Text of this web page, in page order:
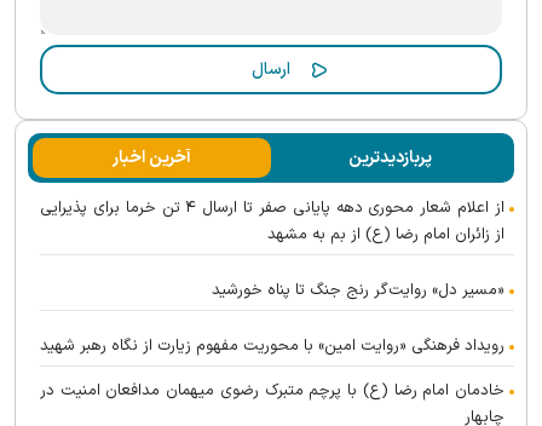
پربازدیدترین آخرین اخبار
از اعلام شعار محوری دهه پایانی صفر تا ارسال ۴ تن خرما برای پذیرایی
از زائران امام رضا (ع) از بم به مشهد
«مسیر دل» روایت‌گر رنج جنگ تا پناه خورشید
رویداد فرهنگی «روایت امین» با محوریت مفهوم زیارت از نگاه رهبر شهید
خادمان امام رضا (ع) با پرچم متبرک رضوی میهمان مدافعان امنیت در
چابهار